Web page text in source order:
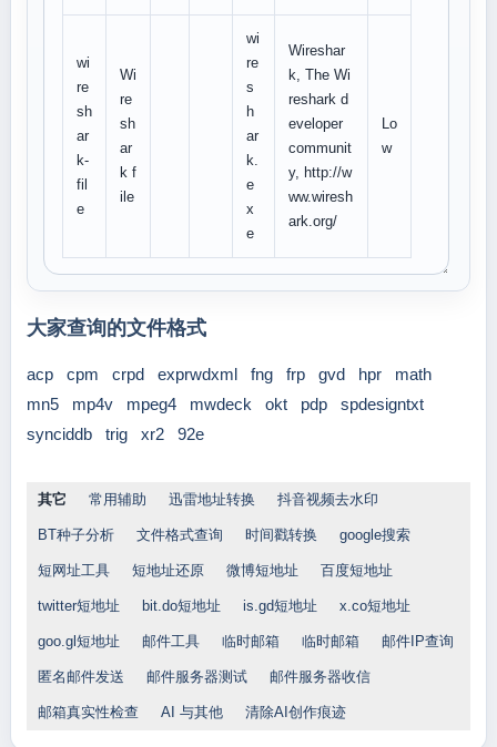
wi
re
sh
ar
k-
fil
e
Wi
re
sh
ar
k f
ile
wi
re
s
h
ar
k.
e
x
e
Wireshar
k, The Wi
reshark d
eveloper
communit
y, http://w
ww.wiresh
ark.org/
Lo
w
大家查询的文件格式
acp cpm crpd exprwdxml fng frp gvd hpr
math
mn5
mp4v mpeg4 mwdeck okt pdp
spdesigntxt
synciddb
trig xr2 92e
其它 常用辅助 迅雷地址转换 抖音视频去水印
BT种子分析 文件格式查询 时间戳转换 google搜索
短网址工具 短地址还原 微博短地址 百度短地址
twitter短地址 bit.do短地址 is.gd短地址 x.co短地址
goo.gl短地址 邮件工具 临时邮箱 临时邮箱 邮件IP查询
匿名邮件发送 邮件服务器测试 邮件服务器收信
邮箱真实性检查 AI 与其他 清除AI创作痕迹